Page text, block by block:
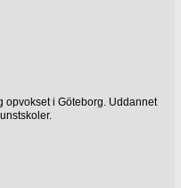
opvokset i Göteborg. Uddannet